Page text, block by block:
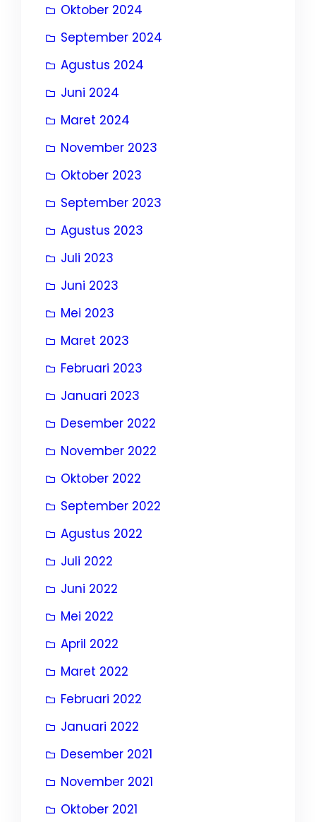
Oktober 2024
September 2024
Agustus 2024
Juni 2024
Maret 2024
November 2023
Oktober 2023
September 2023
Agustus 2023
Juli 2023
Juni 2023
Mei 2023
Maret 2023
Februari 2023
Januari 2023
Desember 2022
November 2022
Oktober 2022
September 2022
Agustus 2022
Juli 2022
Juni 2022
Mei 2022
April 2022
Maret 2022
Februari 2022
Januari 2022
Desember 2021
November 2021
Oktober 2021